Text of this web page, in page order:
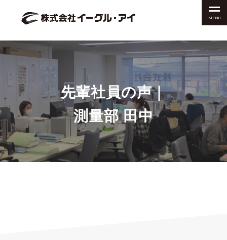
MENU
先輩社員の声｜
測量部 田中